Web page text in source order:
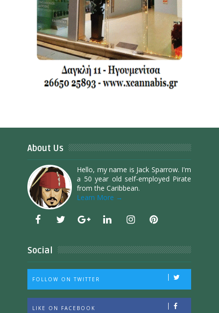
About Us
Hello, my name is Jack Sparrow. I'm
a 50 year old self-employed Pirate
from the Caribbean.
Learn More →
Social
FOLLOW ON TWITTER
LIKE ON FACEBOOK